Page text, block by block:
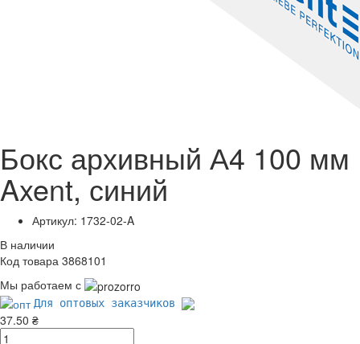
Бокс архивный А4 100 мм
Axent, синий
Артикул: 1732-02-A
В наличии
Код товара 3868101
Мы работаем с
Для оптовых заказчиков
37.50 ₴